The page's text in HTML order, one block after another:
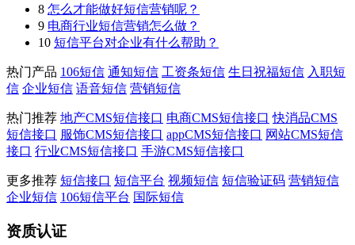
8 怎么才能做好短信营销呢？
9 电商行业短信营销怎么做？
10 短信平台对企业有什么帮助？
热门产品 106短信 通知短信 工资条短信 生日祝福短信 入职短
信 企业短信 语音短信 营销短信
热门推荐 地产CMS短信接口 电商CMS短信接口 快消品CMS
短信接口 服饰CMS短信接口 appCMS短信接口 网站CMS短信
接口 行业CMS短信接口 手游CMS短信接口
更多推荐 短信接口 短信平台 视频短信 短信验证码 营销短信
企业短信 106短信平台 国际短信
资质认证